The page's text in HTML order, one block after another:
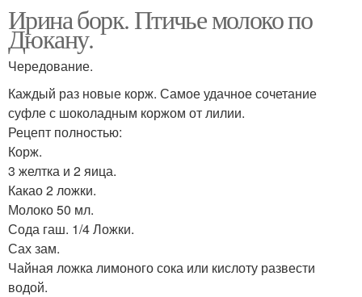
Ирина борк. Птичье молоко по
Дюкану.
Чередование.
Каждый раз новые корж. Самое удачное сочетание
суфле с шоколадным коржом от лилии.
Рецепт полностью:
Корж.
3 желтка и 2 яица.
Какао 2 ложки.
Молоко 50 мл.
Сода гаш. 1/4 Ложки.
Сах зам.
Чайная ложка лимоного сока или кислоту развести
водой.